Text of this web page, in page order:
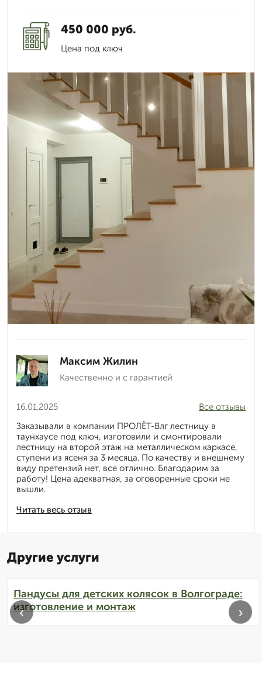
450 000 руб.
Цена под ключ
Максим Жилин
Качественно и с гарантией
16.01.2025
Читать весь отзыв
Все отзывы
Заказывали в компании ПРОЛЁТ-Влг лестницу в
таунхаусе под ключ, изготовили и смонтировали
лестницу на второй этаж на металлическом каркасе,
ступени из ясеня за 3 месяца. По качеству и внешнему
виду претензий нет, все отлично. Благодарим за
работу! Цена адекватная, за оговоренные сроки не
вышли.
Другие услуги
Пандусы для детских колясок в Волгограде:
изготовление и монтаж
‹ ›